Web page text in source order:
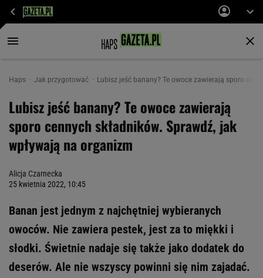
Haps Jak przygotować Lubisz jeść banany? Te owoce zawierają sporo
Lubisz jeść banany? Te owoce zawierają
sporo cennych składników. Sprawdź, jak
wpływają na organizm
Alicja Czarnecka
25 kwietnia 2022, 10:45
Banan jest jednym z najchętniej wybieranych
owoców. Nie zawiera pestek, jest za to miękki i
słodki. Świetnie nadaje się także jako dodatek do
deserów. Ale nie wszyscy powinni się nim zajadać.